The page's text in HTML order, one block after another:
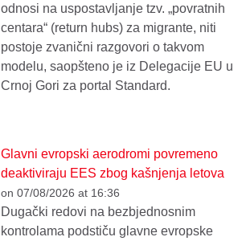
odnosi na uspostavljanje tzv. „povratnih
centara“ (return hubs) za migrante, niti
postoje zvanični razgovori o takvom
modelu, saopšteno je iz Delegacije EU u
Crnoj Gori za portal Standard.
Glavni evropski aerodromi povremeno
deaktiviraju EES zbog kašnjenja letova
on 07/08/2026 at 16:36
Dugački redovi na bezbjednosnim
kontrolama podstiču glavne evropske